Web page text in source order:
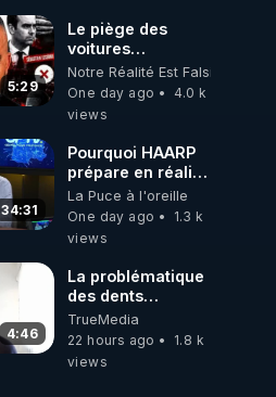
5:29
Le piège des
voitures
électriques se
referme sur les
usagers !
Notre Réalité Est Falsifiée Et
One day ago
4.0 k
views
34:31
Pourquoi HAARP
prépare en réalité
un CHAOS
climatique, on
répond
La Puce à l'oreille
One day ago
1.3 k
views
4:46
La problématique
des dents
dévitalisées et
des implants
TrueMedia
22 hours ago
1.8 k
views